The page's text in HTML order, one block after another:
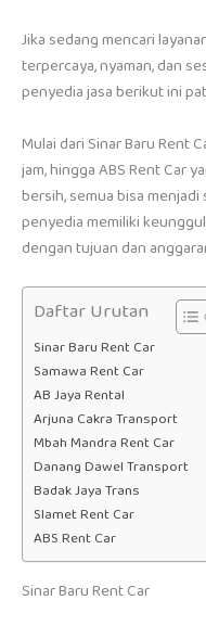
Jika sedang mencari
terpercaya, nyaman, dan
penyedia jasa berikut ini
Mulai dari Sinar Baru Rent
jam, hingga ABS Rent Car
bersih, semua bisa
penyedia memiliki
dengan tujuan dan
Daftar Urutan
Sinar Baru Rent Car
Samawa Rent Car
AB Jaya Rental
Arjuna Cakra Transport
Mbah Mandra Rent Car
Danang Dawel Transport
Badak Jaya Trans
Slamet Rent Car
ABS Rent Car
Sinar Baru Rent Car